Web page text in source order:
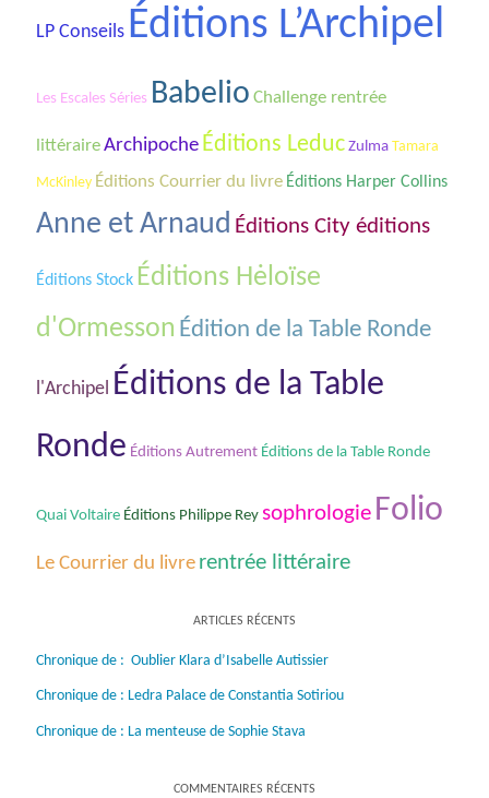
LP Conseils Éditions L’Archipel
Les Escales Séries Babelio Challenge rentrée
littéraireArchipoche Éditions Leduc Zulma Tamara
McKinley Éditions Courrier du livre Éditions Harper Collins
Anne et Arnaud Éditions City éditions
Éditions Stock Éditions Hėloïse
d'Ormesson Édition de la Table Ronde
l'Archipel Éditions de la Table
Ronde Éditions Autrement Éditions de la Table Ronde
Quai Voltaire Éditions Philippe Rey sophrologie Folio
Le Courrier du livre rentrée littéraire
ARTICLES RÉCENTS
Chronique de : Oublier Klara d’Isabelle Autissier
Chronique de : Ledra Palace de Constantia Sotiriou
Chronique de : La menteuse de Sophie Stava
COMMENTAIRES RÉCENTS